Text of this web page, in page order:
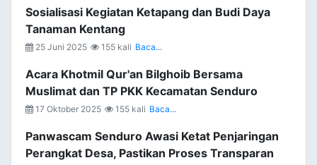
Sosialisasi Kegiatan Ketapang dan Budi Daya
Tanaman Kentang
25 Juni 2025 155 kali Baca...
Acara Khotmil Qur'an Bilghoib Bersama
Muslimat dan TP PKK Kecamatan Senduro
17 Oktober 2025 155 kali Baca...
Panwascam Senduro Awasi Ketat Penjaringan
Perangkat Desa, Pastikan Proses Transparan